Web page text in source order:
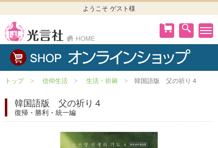
ようこそ ゲスト様
トップ 信仰生活 生活・祈祷 韓国語版 父の祈り４
韓国語版 父の祈り４
復帰・勝利・統一編